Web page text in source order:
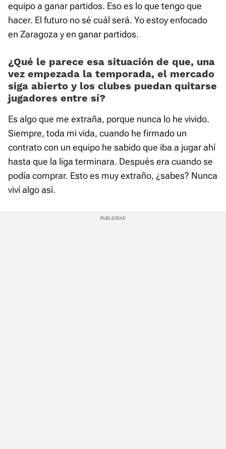
equipo a ganar partidos. Eso es lo que tengo que
hacer. El futuro no sé cuál será. Yo estoy enfocado
en Zaragoza y en ganar partidos.
¿Qué le parece esa situación de que, una
vez empezada la temporada, el mercado
siga abierto y los clubes puedan quitarse
jugadores entre sí?
Es algo que me extraña, porque nunca lo he vivido.
Siempre, toda mi vida, cuando he firmado un
contrato con un equipo he sabido que iba a jugar ahí
hasta que la liga terminara. Después era cuando se
podía comprar. Esto es muy extraño, ¿sabes? Nunca
viví algo así.